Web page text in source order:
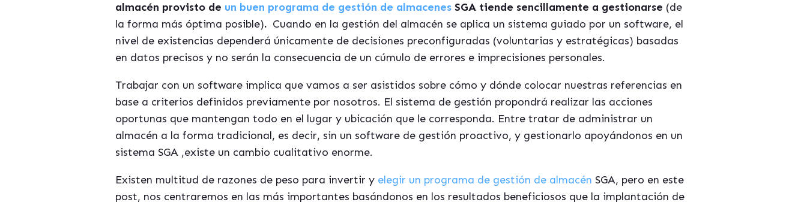
almacén provisto de un buen programa de gestión de almacenes SGA tiende sencillamente a gestionarse (de
la forma más óptima posible). Cuando en la gestión del almacén se aplica un sistema guiado por un software, el
nivel de existencias dependerá únicamente de decisiones preconfiguradas (voluntarias y estratégicas) basadas
en datos precisos y no serán la consecuencia de un cúmulo de errores e imprecisiones personales.
Trabajar con un software implica que vamos a ser asistidos sobre cómo y dónde colocar nuestras referencias en
base a criterios definidos previamente por nosotros. El sistema de gestión propondrá realizar las acciones
oportunas que mantengan todo en el lugar y ubicación que le corresponda. Entre tratar de administrar un
almacén a la forma tradicional, es decir, sin un software de gestión proactivo, y gestionarlo apoyándonos en un
sistema SGA ,existe un cambio cualitativo enorme.
Existen multitud de razones de peso para invertir y elegir un programa de gestión de almacén SGA, pero en este
post, nos centraremos en las más importantes basándonos en los resultados beneficiosos que la implantación de